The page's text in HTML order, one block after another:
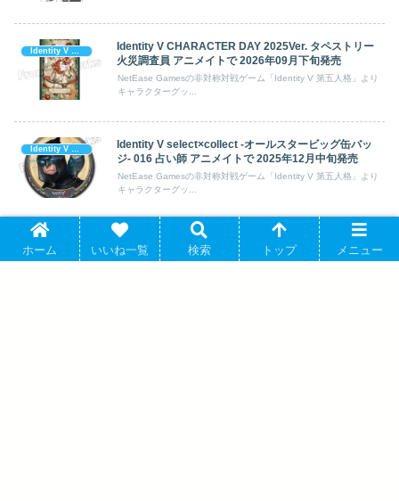
Identity V 第五人格
Identity V CHARACTER DAY 2025Ver. タペストリー
火災調査員 アニメイトで 2026年09月下旬発売
NetEase Gamesの非対称対戦ゲーム「Identity V 第五人格」より
キャラクターグッ...
Identity V 第五人格
Identity V select×collect -オールスタービッグ缶バッ
ジ- 016 占い師 アニメイトで 2025年12月中旬発売
NetEase Gamesの非対称対戦ゲーム「Identity V 第五人格」より
キャラクターグッ...
Identity V 第五人格
Identity V 第五人格 ポストカードセット B/マリンルッ
ク×スチームパンク アニメイトで 2026年07月発売
ホーム いいね一覧 検索 トップ メニュー